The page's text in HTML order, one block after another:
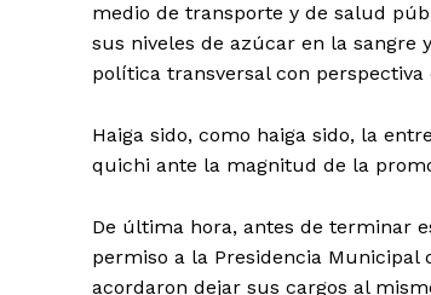
medio de transporte y de salud
sus niveles de azúcar en la sangre
política transversal con perspectiva
Haiga sido, como haiga sido, la
quichi ante la magnitud de la
De última hora, antes de terminar
permiso a la Presidencia Municipal
acordaron dejar sus cargos al